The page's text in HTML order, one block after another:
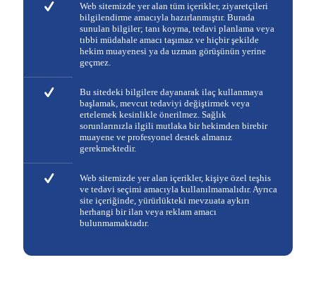
Web sitemizde yer alan tüm içerikler, ziyaretçileri
bilgilendirme amacıyla hazırlanmıştır. Burada
sunulan bilgiler; tanı koyma, tedavi planlama veya
tıbbi müdahale amacı taşımaz ve hiçbir şekilde
hekim muayenesi ya da uzman görüşünün yerine
geçmez.
Bu sitedeki bilgilere dayanarak ilaç kullanmaya
başlamak, mevcut tedaviyi değiştirmek veya
ertelemek kesinlikle önerilmez. Sağlık
sorunlarınızla ilgili mutlaka bir hekimden birebir
muayene ve profesyonel destek almanız
gerekmektedir.
Web sitemizde yer alan içerikler, kişiye özel teşhis
ve tedavi seçimi amacıyla kullanılmamalıdır. Ayrıca
site içeriğinde, yürürlükteki mevzuata aykırı
herhangi bir ilan veya reklam amacı
bulunmamaktadır.